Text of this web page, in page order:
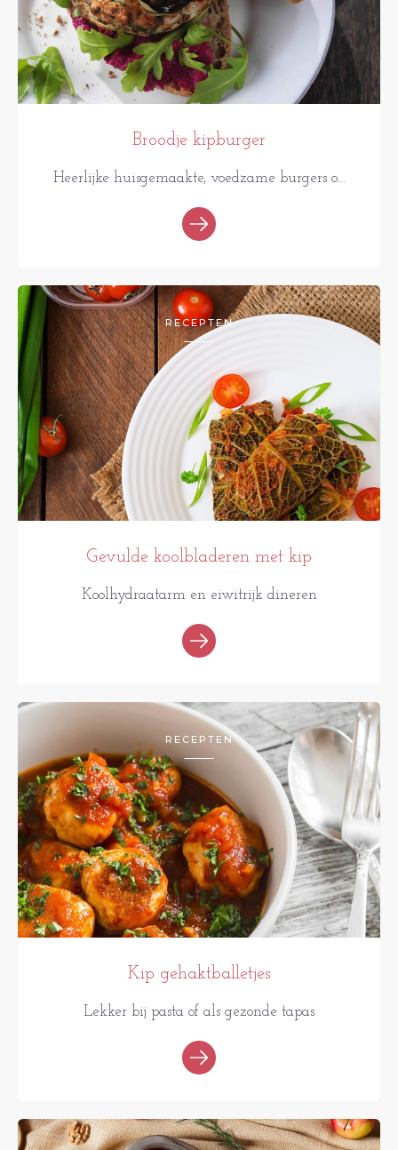
Broodje kipburger
Heerlijke huisgemaakte, voedzame burgers o...
RECEPTEN
Gevulde koolbladeren met kip
Koolhydraatarm en eiwitrijk dineren
RECEPTEN
Kip gehaktballetjes
Lekker bij pasta of als gezonde tapas